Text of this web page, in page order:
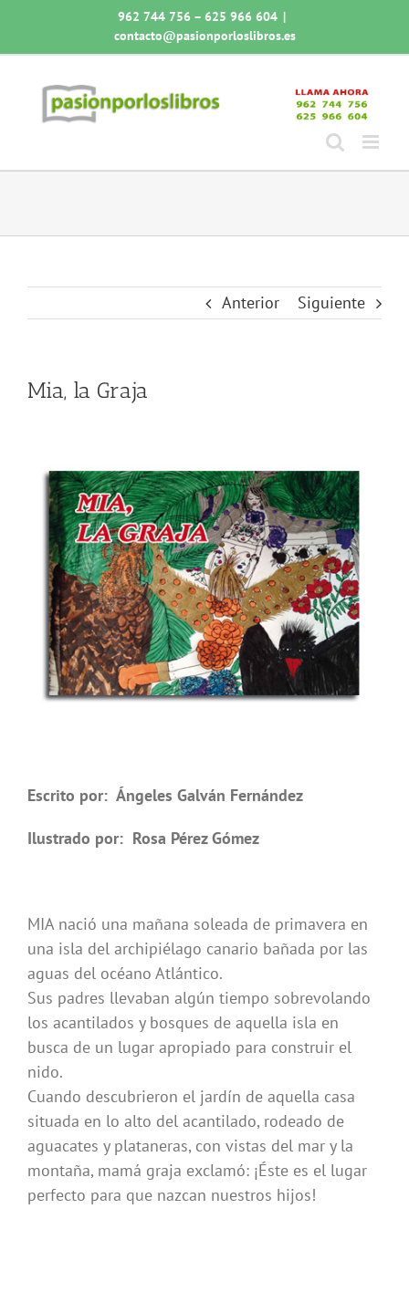
contenido
962 744 756 – 625 966 604 |
contacto@pasionporloslibros.es
Anterior Siguiente
Mia, la Graja
Escrito por: Ángeles Galván Fernández
Ilustrado por: Rosa Pérez Gómez
MIA nació una mañana soleada de primavera en
una isla del archipiélago canario bañada por las
aguas del océano Atlántico.
Sus padres llevaban algún tiempo sobrevolando
los acantilados y bosques de aquella isla en
busca de un lugar apropiado para construir el
nido.
Cuando descubrieron el jardín de aquella casa
situada en lo alto del acantilado, rodeado de
aguacates y plataneras, con vistas del mar y la
montaña, mamá graja exclamó: ¡Éste es el lugar
perfecto para que nazcan nuestros hijos!